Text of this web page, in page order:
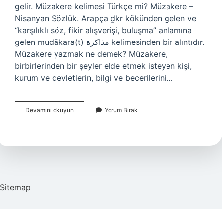
gelir. Müzakere kelimesi Türkçe mi? Müzakere –
Nisanyan Sözlük. Arapça ḏkr kökünden gelen ve
“karşılıklı söz, fikir alışverişi, buluşma” anlamına
gelen mudākara(t) مذاكرة kelimesinden bir alıntıdır.
Müzakere yazmak ne demek? Müzakere,
birbirlerinden bir şeyler elde etmek isteyen kişi,
kurum ve devletlerin, bilgi ve becerilerini…
Devamını okuyun Müzakere
Nasıl
Yorum Bırak
Sitemap